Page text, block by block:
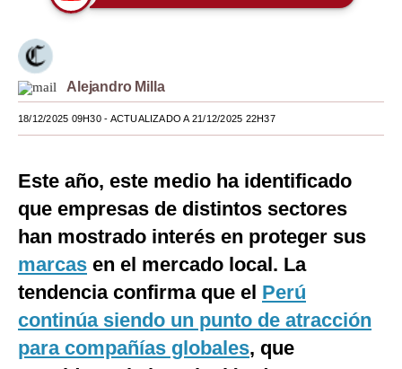
EEUU
México
Tecnología
Club del Suscriptor
G de Gestión
Notas Contratadas
Podcast
Alejandro Milla
18/12/2025 09H30- ACTUALIZADO A 21/12/2025 22H37
Este año, este medio ha identificado
que empresas de distintos sectores
han mostrado interés en proteger sus
marcas en el mercado local. La
tendencia confirma que el Perú
continúa siendo un punto de atracción
para compañías globales, que